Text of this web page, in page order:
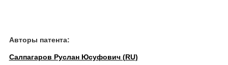
Авторы патента:
Салпагаров Руслан Юсуфович (RU)